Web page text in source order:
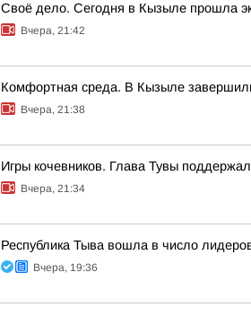
Своё дело. Сегодня в Кызыле прошла
Вчера, 21:42
Комфортная среда. В Кызыле
Вчера, 21:38
Игры кочевников. Глава Тувы
Вчера, 21:34
Республика Тыва вошла в число
Вчера, 19:36